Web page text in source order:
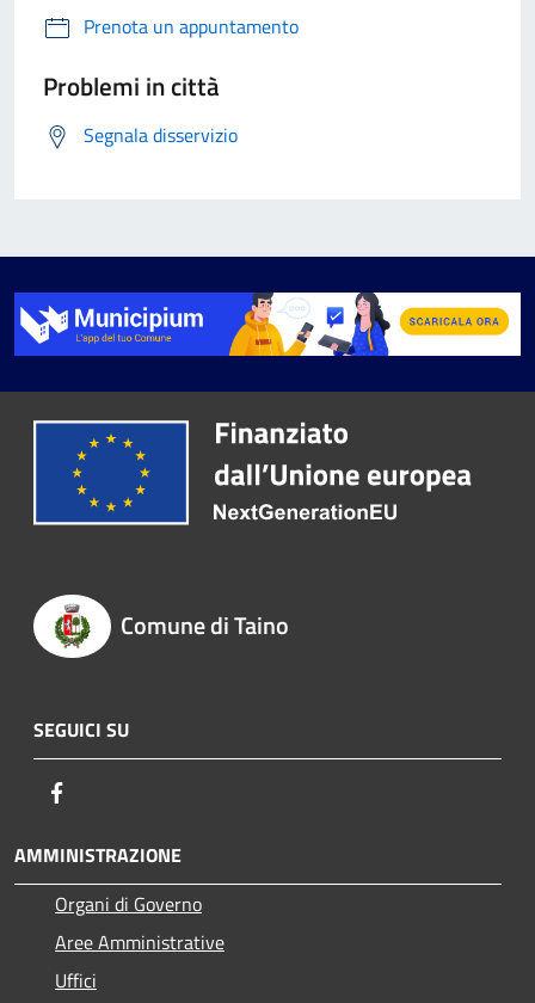
Prenota un appuntamento
Problemi in città
Segnala disservizio
Comune di Taino
SEGUICI SU
AMMINISTRAZIONE
Organi di Governo
Aree Amministrative
Uffici